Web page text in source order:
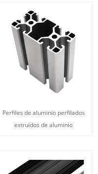
Perfiles de aluminio perfilados
extruidos de aluminio